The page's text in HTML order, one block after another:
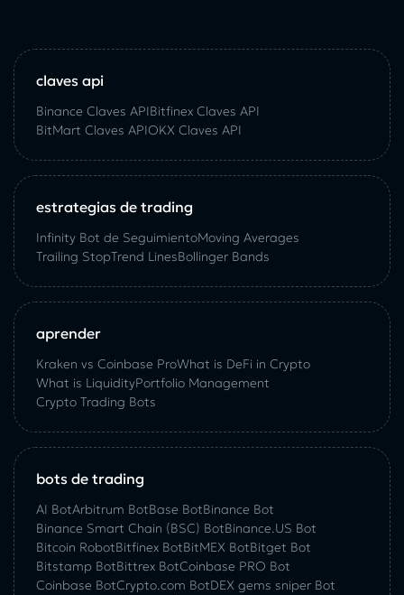
claves api
Binance Claves APIBitfinex Claves API
BitMart Claves APIOKX Claves API
estrategias de trading
Infinity Bot de SeguimientoMoving Averages
Trailing StopTrend LinesBollinger Bands
aprender
Kraken vs Coinbase ProWhat is DeFi in Crypto
What is LiquidityPortfolio Management
Crypto Trading Bots
bots de trading
AI BotArbitrum BotBase BotBinance Bot
Binance Smart Chain (BSC) BotBinance.US Bot
Bitcoin RobotBitfinex BotBitMEX BotBitget Bot
Bitstamp BotBittrex BotCoinbase PRO Bot
Coinbase BotCrypto.com BotDEX gems sniper Bot